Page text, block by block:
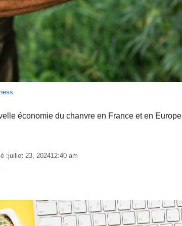
économie du chanvre en France et en Europe
:juillet 23, 202412:40 am